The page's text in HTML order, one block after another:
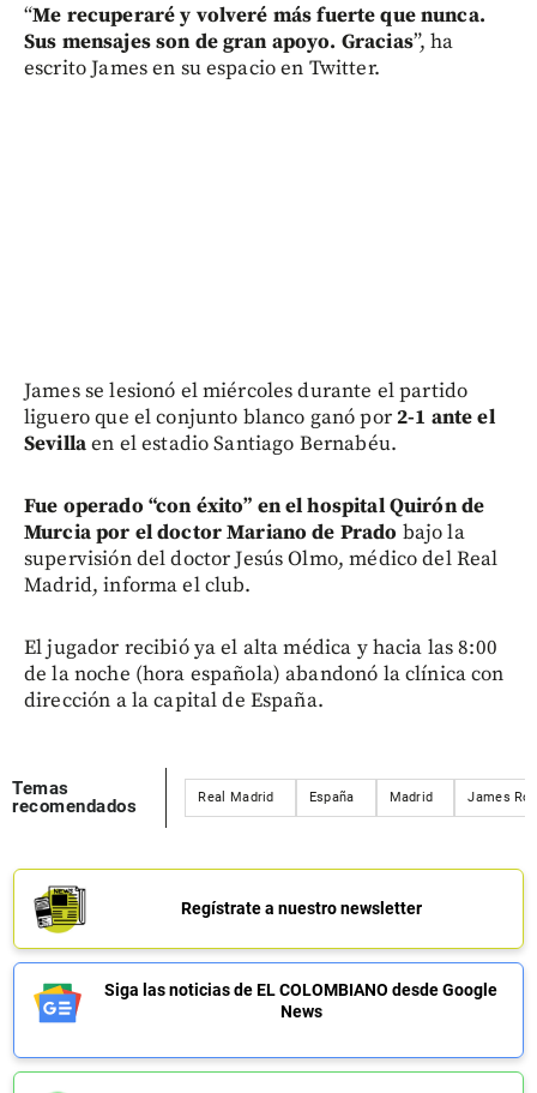
“Me recuperaré y volveré más fuerte que nunca.
Sus mensajes son de gran apoyo. Gracias”, ha
escrito James en su espacio en Twitter.
James se lesionó el miércoles durante el partido
liguero que el conjunto blanco ganó por2-1 ante el
Sevillaen el estadio Santiago Bernabéu.
Fue operado “con éxito” en el hospital Quirón de
Murcia por el doctor Mariano de Prado bajo la
supervisión del doctor Jesús Olmo, médico del Real
Madrid, informa el club.
El jugador recibió ya el alta médica y hacia las 8:00
de la noche (hora española) abandonó la clínica con
dirección a la capital de España.
Temas
recomendados
Real Madrid España Madrid James
Regístrate a nuestro newsletter
Siga las noticias de EL COLOMBIANO desde Google
News